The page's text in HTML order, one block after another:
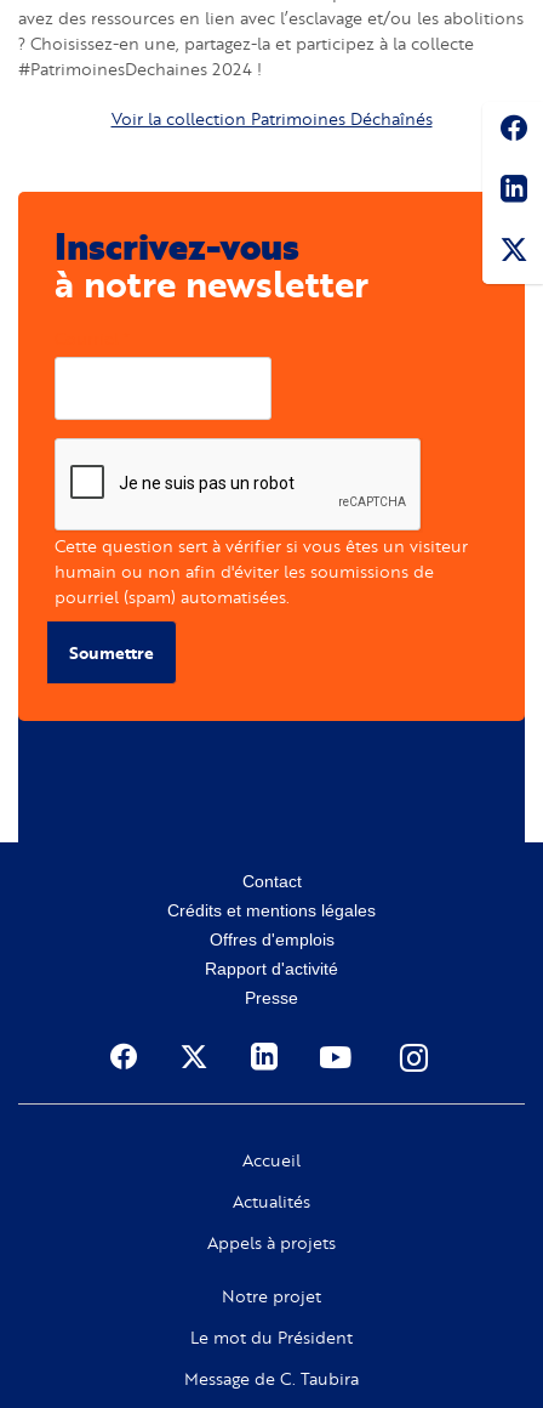
avez des ressources en lien avec l’esclavage et/ou les abolitions
? Choisissez-en une, partagez-la et participez à la collecte
#PatrimoinesDechaines 2024 !
Voir la collection Patrimoines Déchaînés
Inscrivez-vous
à notre newsletter
Cette question sert à vérifier si vous êtes un visiteur
humain ou non afin d'éviter les soumissions de
pourriel (spam) automatisées.
Soumettre
Contact
Crédits et mentions légales
Offres d'emplois
Rapport d'activité
Presse
Social
Accueil
Actualités
Appels à projets
Notre projet
Le mot du Président
Message de C. Taubira